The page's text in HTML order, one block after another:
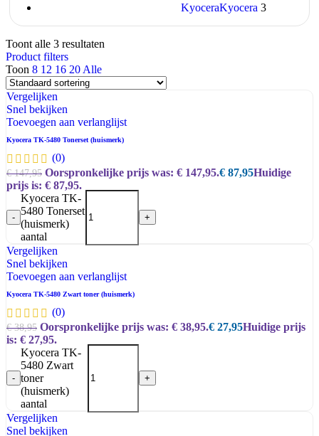
KyoceraKyocera 3
Toont alle 3 resultaten
Product filters
Toon 8 12 16 20 Alle
Vergelijken
Snel bekijken
Toevoegen aan verlanglijst
Kyocera TK-5480 Tonerset (huismerk)
(0)
€147,95 Oorspronkelijke prijs was: € 147,95.€ 87,95Huidige
prijs is: € 87,95.
-
Kyocera TK-
5480 Tonerset
(huismerk)
aantal
+
Vergelijken
Snel bekijken
Toevoegen aan verlanglijst
Kyocera TK-5480 Zwart toner (huismerk)
(0)
€38,95 Oorspronkelijke prijs was: € 38,95.€ 27,95Huidige prijs
is: € 27,95.
-
Kyocera TK-
5480 Zwart
toner
(huismerk)
aantal
+
Vergelijken
Snel bekijken